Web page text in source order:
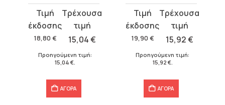
18,80 €
Original
price
was:
15,04€
τρέχουσα
τιμή
15,04 €.
Προηγούμενη τιμή:
15,04 €
ΑΓΟΡΑ
19,90 €
Original
price
was:
15,92€
τρέχουσα
τιμή
15,92 €.
Προηγούμενη τιμή:
15,92 €.
ΑΓΟΡΑ